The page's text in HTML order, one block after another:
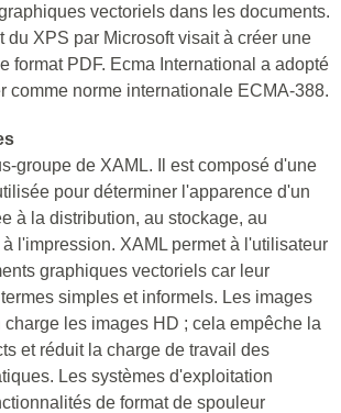
vectoriels dans les documents.
du XPS par Microsoft visait à créer une
format PDF. Ecma International a adopté
comme norme internationale ECMA-388.
groupe de XAML. Il est composé d'une
pour déterminer l'apparence d'un
à la distribution, au stockage, au
l'impression. XAML permet à l'utilisateur
graphiques vectoriels car leur
simples et informels. Les images
charge les images HD ; cela empêche la
et réduit la charge de travail des
Les systèmes d'exploitation
de format de spouleur